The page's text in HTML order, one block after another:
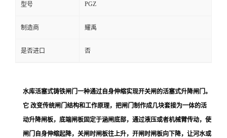
型号 PGZ
制造商 耀禹
是否进口 否
水库活塞式铸铁闸门一种通过自身伸缩实现开关闸的活塞式升降闸门。
它 改变传统闸门结构和工作原理，把闸门制作成几块套接为一体的活
动升降闸板，底端闸板固定于涵闸底部，通过液压或者机械臂传动，使
闸门自身伸缩起降，关闸时闸板往上升，开闸时闸板向下降，让河水或